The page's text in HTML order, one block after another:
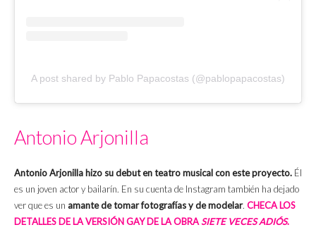
A post shared by Pablo Papacostas (@pablopapacostas)
Antonio Arjonilla
Antonio Arjonilla hizo su debut en teatro musical con este proyecto. Él
es un joven actor y bailarín. En su cuenta de Instagram también ha dejado
ver que es un amante de tomar fotografías y de modelar. CHECA LOS
DETALLES DE LA VERSIÓN GAY DE LA OBRASIETE VECES ADIÓS.